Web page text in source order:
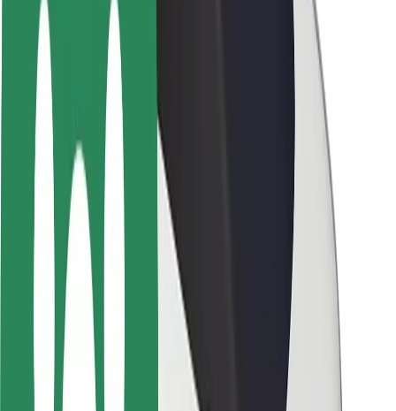
ბრენდი
მედია
ურბანული ფონდი
უსაფრთხოება
მგზავრების უსაფრთხოება
მძღოლების უსაფრთხოება
სკუტერის უსაფრთხოება
უსაფრთხოება
ქალაქები
ლოკაციები
ქალაქი უკეთესობისკენ
აეროპორტები
Bolt-ის დასატენი სადგური